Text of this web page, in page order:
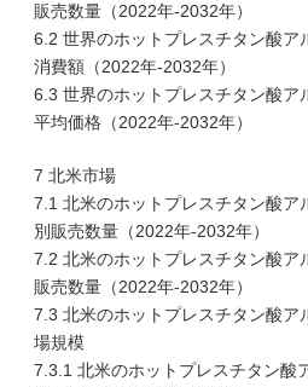
販売数量（2022年-2032年）
6.2 世界のホットプレスチタン酸ア
消費額（2022年-2032年）
6.3 世界のホットプレスチタン酸ア
平均価格（2022年-2032年）
7 北米市場
7.1 北米のホットプレスチタン酸ア
別販売数量（2022年-2032年）
7.2 北米のホットプレスチタン酸ア
販売数量（2022年-2032年）
7.3 北米のホットプレスチタン酸ア
場規模
7.3.1 北米のホットプレスチタン酸